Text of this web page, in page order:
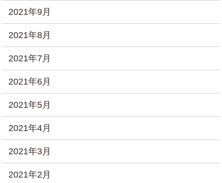
2021年9月
2021年8月
2021年7月
2021年6月
2021年5月
2021年4月
2021年3月
2021年2月